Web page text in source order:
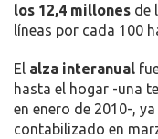
los 12,4 millones de
líneas por cada 100
El alza interanual
hasta el hogar -una
en enero de 2010-,
contabilizado en